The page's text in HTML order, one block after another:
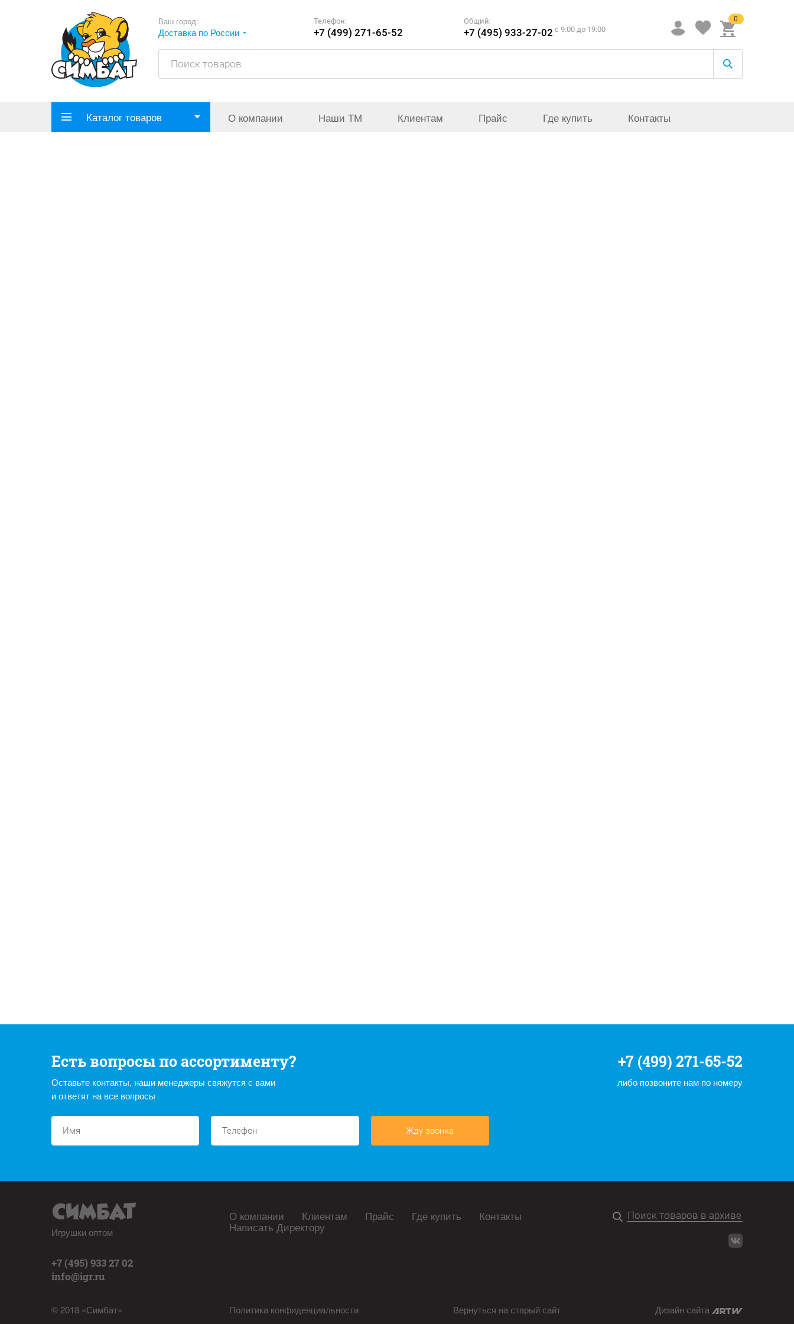
Ваш город:
Доставка по России
Телефон:
+7 (499) 271-65-52
Общий:
+7 (495) 933-27-02 c 9:00 до 19:00
0
Каталог товаров О компании Наши ТМ Клиентам Прайс Где купить Контакты
Есть вопросы по ассортименту?
Оставьте контакты, наши менеджеры свяжутся с вами
и ответят на все вопросы
+7 (499) 271-65-52
либо позвоните нам по номеру
Жду звонка
Игрушки оптом
+7 (495) 933 27 02
info@igr.ru
© 2018 «Симбат»
О компании Клиентам Прайс Где купить Контакты
Написать Директору
Политика конфиденциальности Вернуться на старый сайт Дизайн сайта